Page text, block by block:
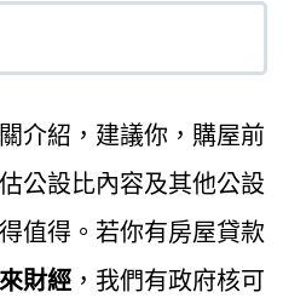
介紹，建議你，購屋前
公設比內容及其他公設
值得。若你有房屋貸款
財經 ，我們有政府核可